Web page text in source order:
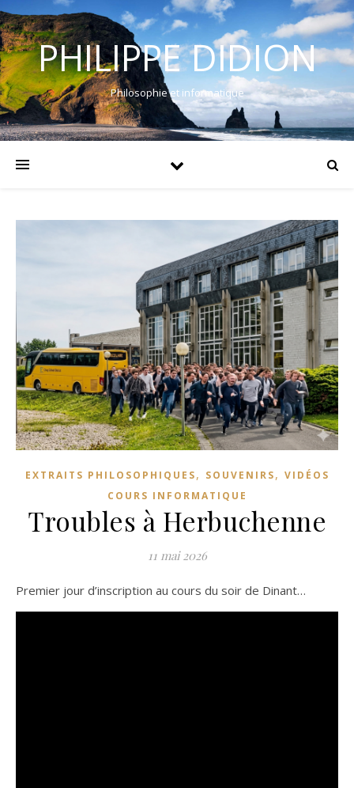
PHILIPPE DIDION
Philosophie et informatique
EXTRAITS PHILOSOPHIQUES, SOUVENIRS, VIDÉOS
COURS INFORMATIQUE
Troubles à Herbuchenne
11 mai 2026
Premier jour d’inscription au cours du soir de Dinant…